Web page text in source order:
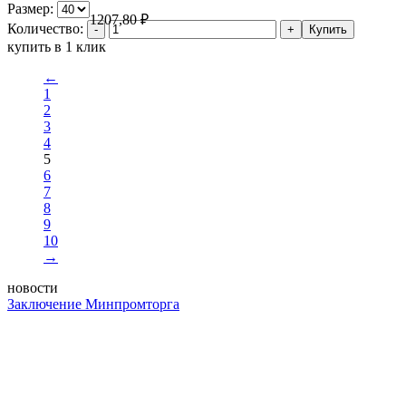
Размер:
1207,80₽
Количество:
купить в 1 клик
←
1
2
3
4
5
6
7
8
9
10
→
новости
Заключение Минпромторга